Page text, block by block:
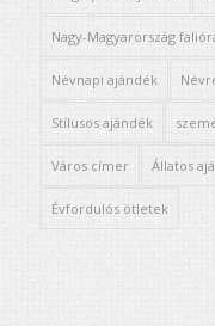
Nagy-Magyarország
Névnapi ajándék
Stílusos ajándék
Város címer Állatos
Évfordulós ötletek